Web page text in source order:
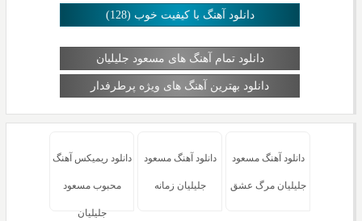
دانلود آهنگ با کیفیت خوب (128)
دانلود تمام آهنگ های مسعود جلیلیان
دانلود بهترین آهنگ های ویژه پرطرفدار
دانلود آهنگ مسعود
جلیلیان مرگ عشق
دانلود آهنگ مسعود
جلیلیان زمانه
دانلود ریمیکس آهنگ
محبوب مسعود
جلیلیان